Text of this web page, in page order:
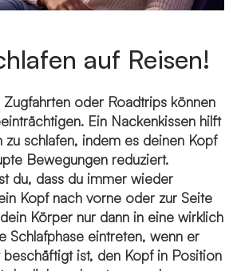
auf Reisen!
Zugfahrten oder Roadtrips können
Ein Nackenkissen hilft
zu schlafen, indem es deinen Kopf
Bewegungen reduziert.
du, dass du immer wieder
Kopf nach vorne oder zur Seite
Körper nur dann in eine wirklich
Schlafphase eintreten, wenn er
ist, den Kopf in Position